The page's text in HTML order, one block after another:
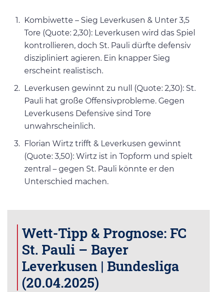
Kombiwette – Sieg Leverkusen & Unter 3,5
Tore (Quote: 2,30): Leverkusen wird das Spiel
kontrollieren, doch St. Pauli dürfte defensiv
diszipliniert agieren. Ein knapper Sieg
erscheint realistisch.
Leverkusen gewinnt zu null (Quote: 2,30): St.
Pauli hat große Offensivprobleme. Gegen
Leverkusens Defensive sind Tore
unwahrscheinlich.
Florian Wirtz trifft & Leverkusen gewinnt
(Quote: 3,50): Wirtz ist in Topform und spielt
zentral – gegen St. Pauli könnte er den
Unterschied machen.
Wett-Tipp & Prognose: FC
St. Pauli – Bayer
Leverkusen | Bundesliga
(20.04.2025)